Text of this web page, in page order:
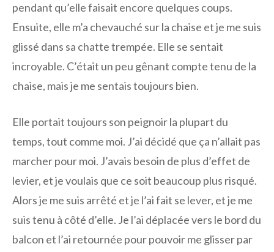
pendant qu’elle faisait encore quelques coups.
Ensuite, elle m’a chevauché sur la chaise et je me suis
glissé dans sa chatte trempée. Elle se sentait
incroyable. C’était un peu gênant compte tenu de la
chaise, mais je me sentais toujours bien.
Elle portait toujours son peignoir la plupart du
temps, tout comme moi. J’ai décidé que ça n’allait pas
marcher pour moi. J’avais besoin de plus d’effet de
levier, et je voulais que ce soit beaucoup plus risqué.
Alors je me suis arrêté et je l’ai fait se lever, et je me
suis tenu à côté d’elle. Je l’ai déplacée vers le bord du
balcon et l’ai retournée pour pouvoir me glisser par